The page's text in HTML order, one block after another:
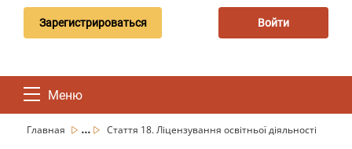
Зарегистрироваться Войти
Меню
Главная ... Стаття 18. Ліцензування освітньої діяльності